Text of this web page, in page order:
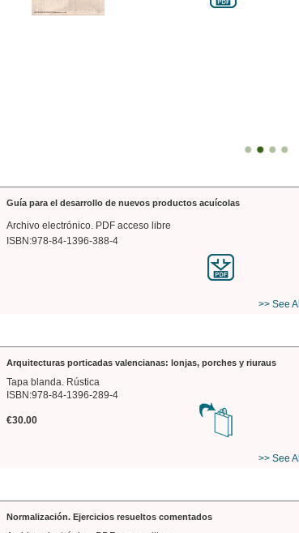
Guía para el desarrollo de nuevos productos acuícolas
Archivo electrónico. PDF acceso libre
ISBN:978-84-1396-388-4
>> See All
Arquitecturas porticadas valencianas: lonjas, porches y riuraus
Tapa blanda. Rústica
ISBN:978-84-1396-289-4
€30.00
>> See All
Normalización. Ejercicios resueltos comentados